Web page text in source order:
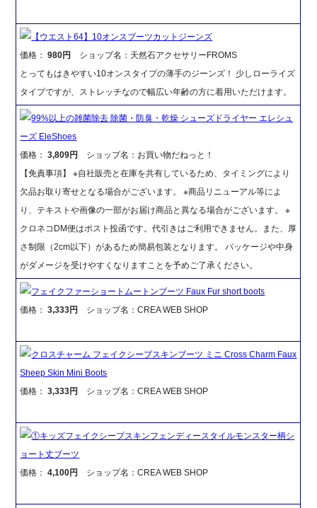
【ウエスト64】10オンスブーツカットジーンズ
価格：980円
ショップ名：天然石アクセサリーFROMS
とってもはきやすい10オンスタイプの薄手のジーンズ！ 少しローライズ
タイプですが、ストレッチなので幅広い年齢の方に着用いただけます。
99%以上の雑菌除去 除菌・防臭・乾燥 シューズドライヤー エレシュ
ーズ EleShoes
価格：3,809円
ショップ名：お買い物だねっと！
【免責事項】 ※自社販売と在庫を共有しているため、タイミングにより
欠品お取り寄せとなる場合がございます。 ※商品リニューアル等によ
り、テキストや画像の一部がお届け商品と異なる場合がございます。 ※
クロネコDM便はポスト投函です。代引きはご利用できません。また、厚
さ制限（2cm以下）があるため簡易包装となります。 パッケージや中身
がダメージを受けやすくなりますことを予めご了承ください。
フェイクファーショートムートンブーツ Faux Fur short boots
価格：3,333円 ショップ名：CREA WEB SHOP
クロスチャーム フェイクシープスキンブーツ ミニ Cross Charm Faux
Sheep Skin Mini Boots
価格：3,333円 ショップ名：CREA WEB SHOP
①キッズフェイクシープスキンフェンディースタイルモンスター柄シ
ョート丈ブーツ
価格：4,100円 ショップ名：CREA WEB SHOP